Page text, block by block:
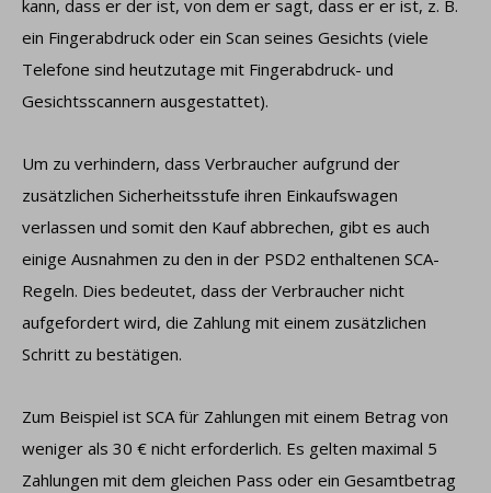
kann, dass er der ist, von dem er sagt, dass er er ist, z. B.
ein Fingerabdruck oder ein Scan seines Gesichts (viele
Telefone sind heutzutage mit Fingerabdruck- und
Gesichtsscannern ausgestattet).
Um zu verhindern, dass Verbraucher aufgrund der
zusätzlichen Sicherheitsstufe ihren Einkaufswagen
verlassen und somit den Kauf abbrechen, gibt es auch
einige Ausnahmen zu den in der PSD2 enthaltenen SCA-
Regeln. Dies bedeutet, dass der Verbraucher nicht
aufgefordert wird, die Zahlung mit einem zusätzlichen
Schritt zu bestätigen.
Zum Beispiel ist SCA für Zahlungen mit einem Betrag von
weniger als 30 € nicht erforderlich. Es gelten maximal 5
Zahlungen mit dem gleichen Pass oder ein Gesamtbetrag